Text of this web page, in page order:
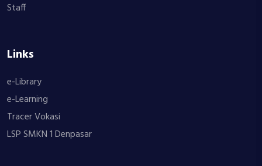
Staff
Links
e-Library
e-Learning
Tracer Vokasi
LSP SMKN 1 Denpasar